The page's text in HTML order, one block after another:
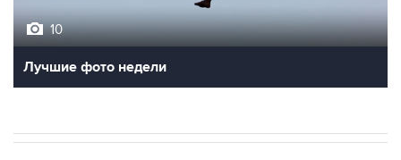
10
Лучшие фото недели